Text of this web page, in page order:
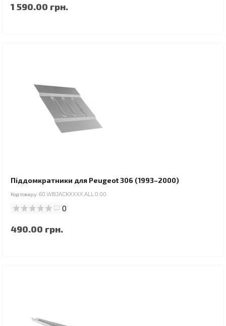
1 590.00 грн.
Піддомкратники для Peugeot 306 (1993–2000)
Код товару: 60.WBJACKXXXX.ALL.0.00
0
490.00 грн.